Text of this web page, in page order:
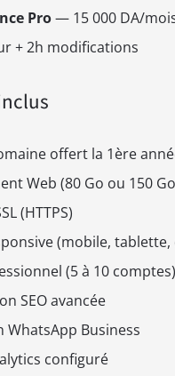
Pro— 15 000 DA/
+ 2h modifications
offert la 1ère
Web (80 Go ou 150
(HTTPS)
(mobile, tablette,
(5 à 10 comptes)
SEO avancée
WhatsApp Business
configuré